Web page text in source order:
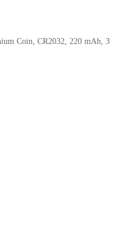
Coin, CR2032, 220 mAh, 3